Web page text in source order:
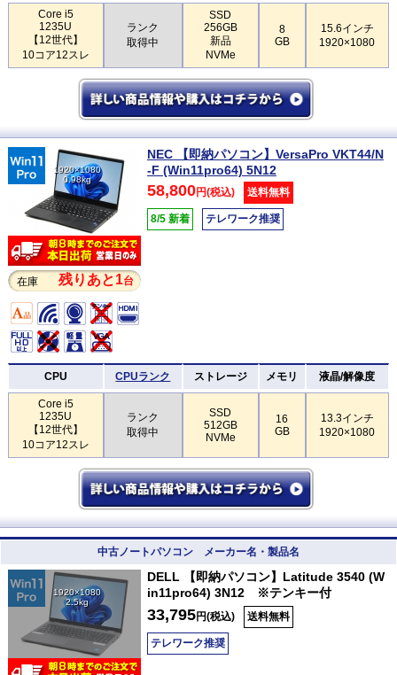
Core i5
1235U
【12世代】
10コア12スレ
ランク
取得中
SSD
256GB
新品
NVMe
8
GB
15.6インチ
1920×1080
1920×1080
0.98kg
在庫 残りあと1台
NEC 【即納パソコン】VersaPro VKT44/N
-F (Win11pro64) 5N12
58,800円(税込) 送料無料
8/5 新着 テレワーク推奨
CPU CPUランク ストレージ メモリ 液晶/解像度
Core i5
1235U
【12世代】
10コア12スレ
ランク
取得中
SSD
512GB
NVMe
16
GB
13.3インチ
1920×1080
中古ノートパソコン メーカー名・製品名
1920×1080
2.5kg
DELL 【即納パソコン】Latitude 3540 (W
in11pro64) 3N12 ※テンキー付
33,795円(税込) 送料無料
テレワーク推奨